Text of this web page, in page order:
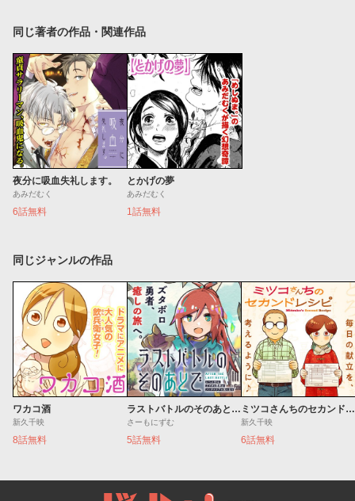
同じ著者の作品・関連作品
夜分に吸血失礼します。
あみだむく
6話無料
とかげの夢
あみだむく
1話無料
同じジャンルの作品
ワカコ酒
新久千映
8話無料
ラストバトルのそのあとで レベル99のズタボロ勇者はメンタルケアの旅に出る
さーもにずむ
5話無料
ミツコさんちのセカンドレシピ
新久千映
6話無料